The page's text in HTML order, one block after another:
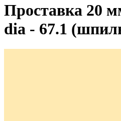
Проставка 20
dia - 67.1